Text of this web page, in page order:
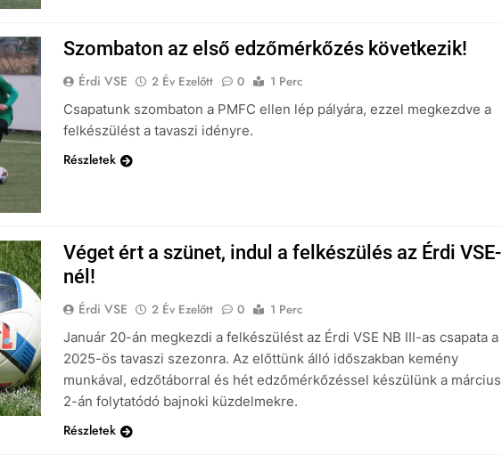
Szombaton az első edzőmérkőzés következik!
Érdi VSE 2 Év Ezelőtt 0
1 Perc
Csapatunk szombaton a PMFC ellen lép pályára, ezzel megkezdve a
felkészülést a tavaszi idényre.
Részletek
Véget ért a szünet, indul a felkészülés az Érdi VSE-
nél!
Érdi VSE 2 Év Ezelőtt 0
1 Perc
Január 20-án megkezdi a felkészülést az Érdi VSE NB III-as csapata a
2025-ös tavaszi szezonra. Az előttünk álló időszakban kemény
munkával, edzőtáborral és hét edzőmérkőzéssel készülünk a március
2-án folytatódó bajnoki küzdelmekre.
Részletek